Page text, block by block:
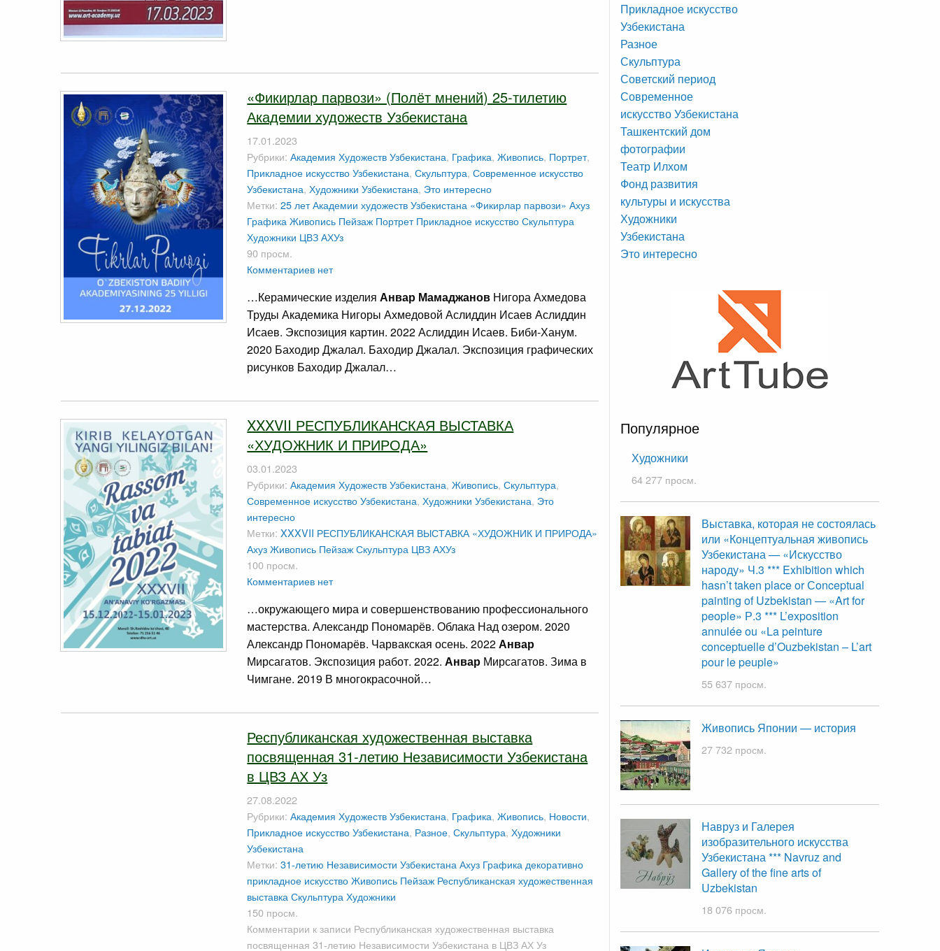
«Фикирлар парвози» (Полёт мнений) 25-тилетию
Академии художеств Узбекистана
17.01.2023
Рубрики:Академия Художеств Узбекистана, Графика,Живопись, Портрет,
Прикладное искусство Узбекистана,Скульптура,Современное искусство
Узбекистана,Художники Узбекистана, Это интересно
Метки:25 лет Академии художеств Узбекистана «Фикирлар парвози» Ахуз
Графика Живопись Пейзаж Портрет Прикладное искусство Скульптура
Художники ЦВЗ АХУз
90 просм.
Комментариев нет
…Керамические изделияАнвар Мамаджанов Нигора Ахмедова
Труды Академика Нигоры Ахмедовой Аслиддин Исаев Аслиддин
Исаев. Экспозиция картин. 2022 Аслиддин Исаев. Биби-Ханум.
2020 Баходир Джалал. Баходир Джалал. Экспозиция графических
рисунков Баходир Джалал…
XXXVII РЕСПУБЛИКАНСКАЯ ВЫСТАВКА
«ХУДОЖНИК И ПРИРОДА»
03.01.2023
Рубрики:Академия Художеств Узбекистана,Живопись,Скульптура,
Современное искусство Узбекистана,Художники Узбекистана, Это
интересно
Метки:XXXVII РЕСПУБЛИКАНСКАЯ ВЫСТАВКА «ХУДОЖНИК И ПРИРОДА»
Ахуз Живопись Пейзаж Скульптура ЦВЗ АХУз
100 просм.
Комментариев нет
…окружающего мира и совершенствованию профессионального
мастерства. Александр Пономарёв. Облака Над озером. 2020
Александр Пономарёв. Чарвакская осень. 2022Анвар
Мирсагатов. Экспозиция работ. 2022.Анвар Мирсагатов. Зима в
Чимгане. 2019 В многокрасочной…
Республиканская художественная выставка
посвященная 31-летию Независимости Узбекистана
в ЦВЗ АХ Уз
27.08.2022
Рубрики:Академия Художеств Узбекистана, Графика,Живопись, Новости,
Прикладное искусство Узбекистана, Разное,Скульптура,Художники
Узбекистана
Метки:31-летию Независимости Узбекистана Ахуз Графика декоративно
прикладное искусство Живопись Пейзаж Республиканская художественная
выставка Скульптура Художники
150 просм.
Комментарии к записи Республиканская художественная выставка
посвященная 31-летию Независимости Узбекистана в ЦВЗ АХ Уз
Прикладное искусство
Узбекистана
Разное
Скульптура
Советский период
Современное
искусство Узбекистана
Ташкентский дом
фотографии
Театр Илхом
Фонд развития
культуры и искусства
Художники
Узбекистана
Это интересно
Популярное
Художники
64 277 просм.
Выставка, которая не состоялась
или «Концептуальная живопись
Узбекистана — «Искусство
народу» Ч.3 *** Exhibition which
hasn’t taken place or Сonceptual
painting of Uzbekistan — «Art for
people» Р.3 *** L’exposition
annulée ou «La peinture
conceptuelle d’Ouzbekistan – L’art
pour le peuple»
55 637 просм.
Живопись Японии — история
27 732 просм.
Навруз и Галерея
изобразительного искусства
Узбекистана *** Navruz and
Gallery of the fine arts of
Uzbekistan
18 076 просм.